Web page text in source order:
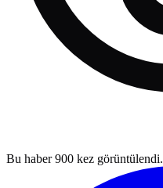
Bu haber900 kez görüntülendi.